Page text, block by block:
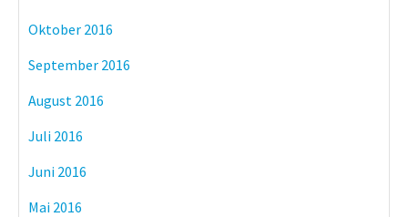
Oktober 2016
September 2016
August 2016
Juli 2016
Juni 2016
Mai 2016